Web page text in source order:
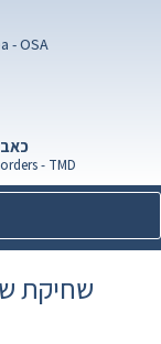
- OSA
- TMD
שחיקת